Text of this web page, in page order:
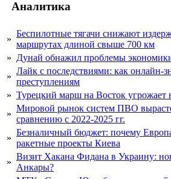
Аналитика
»
Беспилотные тягачи снижают
маршрутах длиной свыше 700 км
» Дунай обнажил проблемы
»
Лайк с последствиями: как онлайн-
преступлениям
» Турецкий марш на Восток
»
Мировой рынок систем ПВО
сравнению с 2022-2025 гг.
»
Безналичный бюджет: почему
ракетные проекты Киева
»
Визит Хакана Фидана в Украину:
Анкары?